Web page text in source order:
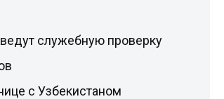
служебную проверку
с Узбекистаном